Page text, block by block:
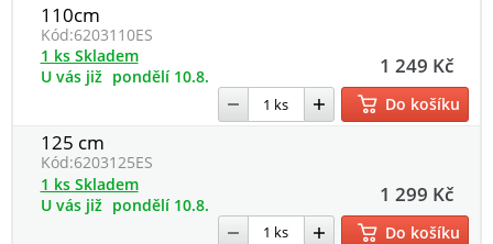
110cm
Kód:6203110ES
1 249 Kč
1 ks Skladem
U vás již pondělí 10.8.
Do košíku
125 cm
Kód:6203125ES
1 299 Kč
1 ks Skladem
U vás již pondělí 10.8.
Do košíku